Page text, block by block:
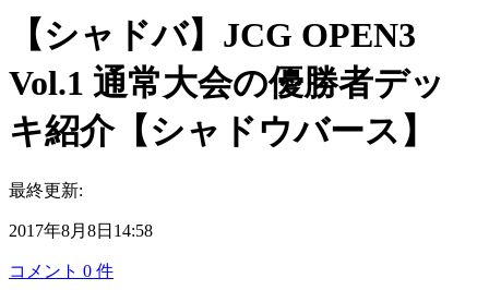
【シャドバ】JCG OPEN3
Vol.1 通常大会の優勝者デッ
キ紹介【シャドウバース】
最終更新:
2017年8月8日14:58
コメント 0 件